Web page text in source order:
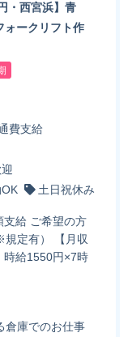
・西宮浜】青
ォークリフト作
費支給
土日祝休み
給 ご希望の方
定有） 【月収
給1550円×7時
倉庫でのお仕事